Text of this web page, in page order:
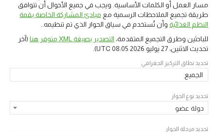
مسار العمل أو الكلمات الأساسية. ويجب في جميع الأحوال أن تتوافق
طريقة تجميع الملاحظات الرسمية مع مبادئ المشاركة الخاصة بقمة
النظم الغذائية وأن تُستخدم في سياق الحوار الذي تم تنظيمه..
للباحثين وطرق التجميع المتقدمة، التصدير بصيغة XML متوفر هنا
(آخر
تحديث الاثنين، 27 يوليو 2026 08:05 UTC ).
تحديد نطاق التركيز الجغرافي
الجميع
تحديد نوع الحوار
دولة عضو
تحديد مرحلة الحوار